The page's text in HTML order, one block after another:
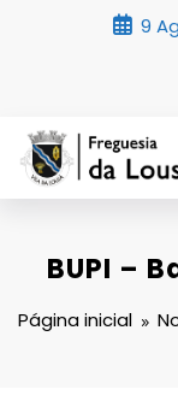
9
BUPI –
Página inicial